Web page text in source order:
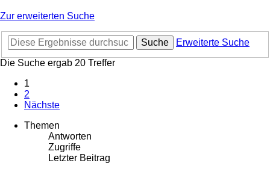
Zur erweiterten Suche
Suche
Erweiterte Suche
Die Suche ergab 20 Treffer
1
2
Nächste
Themen
Antworten
Zugriffe
Letzter Beitrag